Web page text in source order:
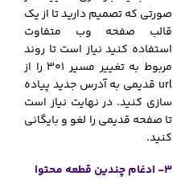
صورتی که تصمیم دارید تا از یک
قالب صفحه وب متفاوت
استفاده کنید نیاز است تا روند
مربوط به تغییر مسیر 301 را از
url قدیمی به آدرس جدید پیاده
سازی کنید. در نهایت نیاز است
تا صفحه قدیمی را لغو و بایگانی
کنید.
3- ادغام چندین قطعه محتوا